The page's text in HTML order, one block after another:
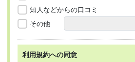
知人などからの口コミ
その他
利用規約への同意